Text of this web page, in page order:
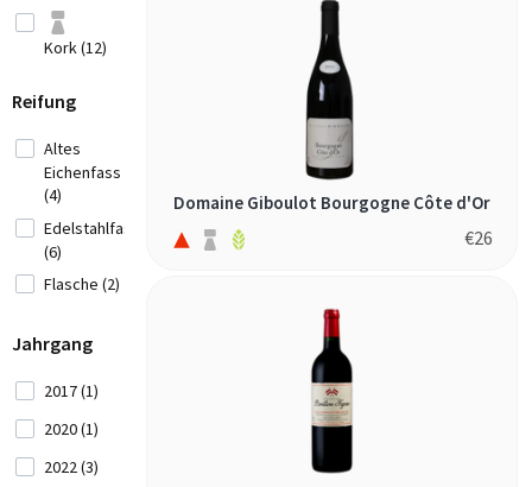
Marokko (1)
Montenegro
(2)
Neuseeland
(5)
Schweiz (2)
Serbien
bourgogne
(1)
(1)
pinot noir
(3)
savagnin
(2)
syrah (1)
Kork (12)
Reifung
Altes
Eichenfass
(4)
Edelstahlfass
(6)
Flasche (2)
Jahrgang
2017 (1)
2020 (1)
2022 (3)
Domaine Giboulot Bourgogne Côte d'Or
€26